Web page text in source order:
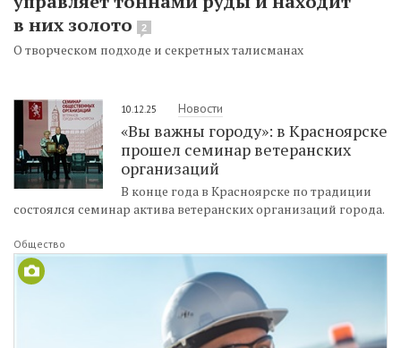
в них золото
2
О творческом подходе и секретных талисманах
10.12.25 Новости
«Вы важны городу»: в Красноярске
прошел семинар ветеранских
организаций
В конце года в Красноярске по традиции
состоялся семинар актива ветеранских организаций города.
Общество